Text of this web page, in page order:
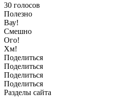
30 голосов
Полезно
Вау!
Смешно
Ого!
Хм!
Поделиться
Поделиться
Поделиться
Поделиться
Разделы сайта